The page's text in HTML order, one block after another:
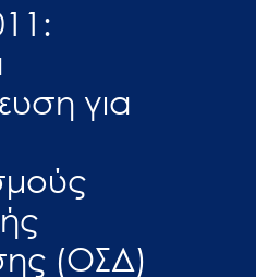
για
(ΟΣΔ)